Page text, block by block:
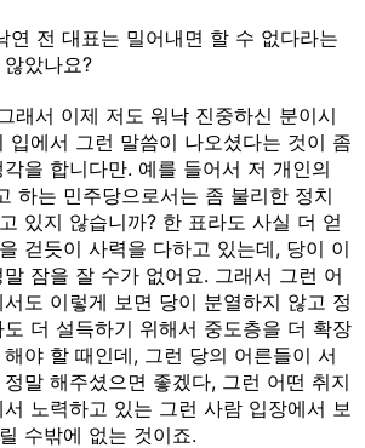
전 대표는 밀어내면 할 수 없다라는
았나요?
래서 이제 저도 워낙 진중하신 분이시
입에서 그런 말씀이 나오셨다는 것이 좀
을 합니다만. 예를 들어서 저 개인의
하는 민주당으로서는 좀 불리한 정치
있지 않습니까? 한 표라도 사실 더 얻
걷듯이 사력을 다하고 있는데, 당이 이
잠을 잘 수가 없어요. 그래서 그런 어
도 이렇게 보면 당이 분열하지 않고 정
더 설득하기 위해서 중도층을 더 확장
야 할 때인데, 그런 당의 어른들이 서
말 해주셨으면 좋겠다, 그런 어떤 취지
노력하고 있는 그런 사람 입장에서 보
수밖에 없는 것이죠.